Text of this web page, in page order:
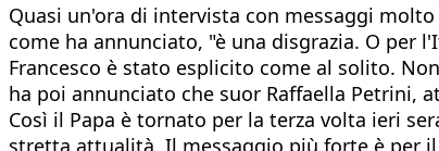
Quasi un'ora di intervista con messaggi
come ha annunciato, "è una disgrazia. O
Francesco è stato esplicito come al solito.
ha poi annunciato che suor Raffaella Petrini,
Così il Papa è tornato per la terza volta ieri
stretta attualità. Il messaggio più forte è per